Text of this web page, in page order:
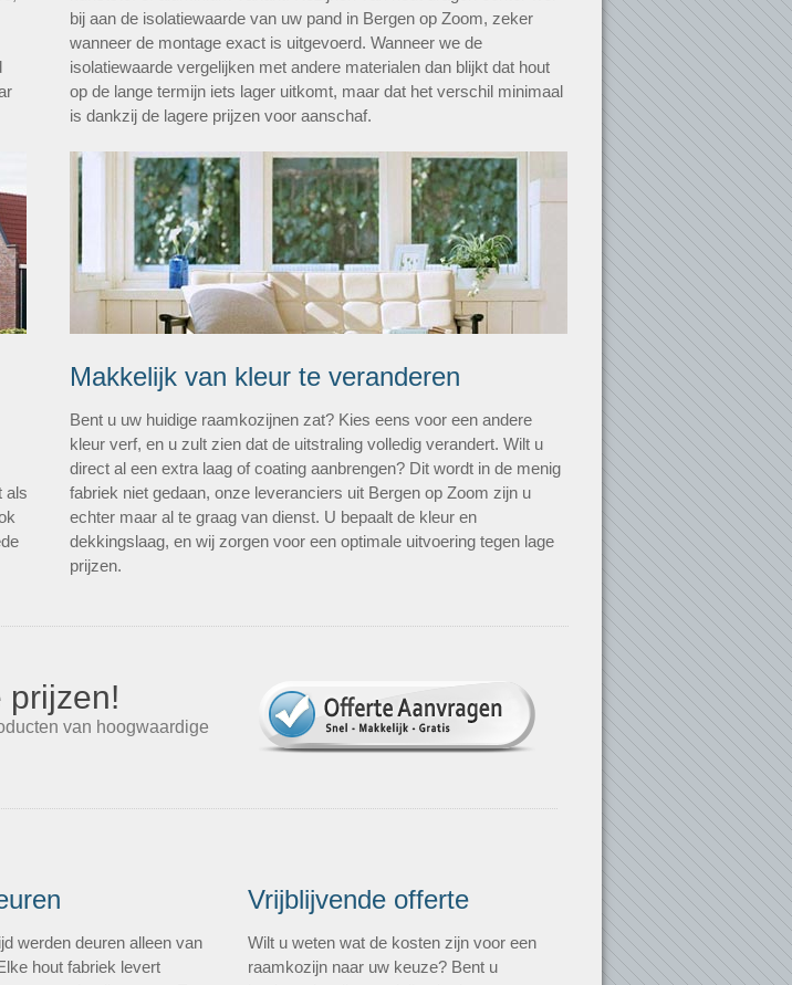
bij aan de isolatiewaarde van uw pand in Bergen op Zoom, zeker
wanneer de montage exact is uitgevoerd. Wanneer we de
isolatiewaarde vergelijken met andere materialen dan blijkt dat hout
op de lange termijn iets lager uitkomt, maar dat het verschil minimaal
is dankzij de lagere prijzen voor aanschaf.
als
Makkelijk van kleur te veranderen
Bent u uw huidige raamkozijnen zat? Kies eens voor een andere
kleur verf, en u zult zien dat de uitstraling volledig verandert. Wilt u
direct al een extra laag of coating aanbrengen? Dit wordt in de menig
fabriek niet gedaan, onze leveranciers uit Bergen op Zoom zijn u
echter maar al te graag van dienst. U bepaalt de kleur en
dekkingslaag, en wij zorgen voor een optimale uitvoering tegen lage
prijzen.
prijzen!
van hoogwaardige
werden deuren alleen van
hout fabriek levert
Vrijblijvende offerte
Wilt u weten wat de kosten zijn voor een
raamkozijn naar uw keuze? Bent u